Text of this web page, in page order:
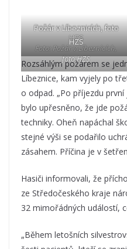
Požár v Líbeznicích, foto
HZS
Foto: Požár v Líbeznicích,
foto HZS
Požár v Líbeznicích, foto
HZS
Rozsáhlým požárem se
Líbeznice, kam vyjely po
o odpad. „Po příjezdu
bylo upřesněno, že jde
techniky. Oheň napáchal
stejné výši se podařilo
zásahem. Příčina je v
Hasiči informovali, že
ze Středočeského kraje
32 mimořádných událostí,
„Během letošních